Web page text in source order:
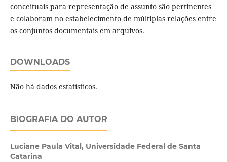
conceituais para representação de assunto são pertinentes
e colaboram no estabelecimento de múltiplas relações entre
os conjuntos documentais em arquivos.
DOWNLOADS
Não há dados estatísticos.
BIOGRAFIA DO AUTOR
Luciane Paula Vital, Universidade Federal de Santa
Catarina